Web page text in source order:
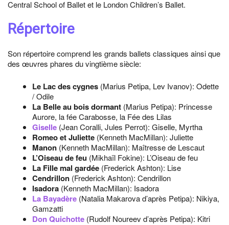
Central School of Ballet et le London Children’s Ballet.
Répertoire
Son répertoire comprend les grands ballets classiques ainsi que
des œuvres phares du vingtième siècle:
Le Lac des cygnes (Marius Petipa, Lev Ivanov): Odette
/ Odile
La Belle au bois dormant (Marius Petipa): Princesse
Aurore, la fée Carabosse, la Fée des Lilas
Giselle (Jean Coralli, Jules Perrot): Giselle, Myrtha
Romeo et Juliette (Kenneth MacMillan): Juliette
Manon (Kenneth MacMillan): Maîtresse de Lescaut
L’Oiseau de feu (Mikhaïl Fokine): L’Oiseau de feu
La Fille mal gardée (Frederick Ashton): Lise
Cendrillon (Frederick Ashton): Cendrillon
Isadora (Kenneth MacMillan): Isadora
La Bayadère (Natalia Makarova d’après Petipa): Nikiya,
Gamzatti
Don Quichotte (Rudolf Noureev d’après Petipa): Kitri